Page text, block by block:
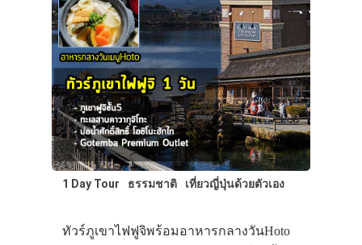
1 Day Tour ธรรมชาติ เที่ยวญี่ปุ่นด้วยตัวเอง
ทัวร์ภูเขาไฟฟูจิพร้อมอาหารกลางวันHoto